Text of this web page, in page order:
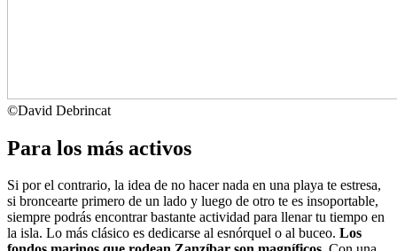
©David Debrincat
Para los más activos
Si por el contrario, la idea de no hacer nada en una playa te estresa,
si broncearte primero de un lado y luego de otro te es insoportable,
siempre podrás encontrar bastante actividad para llenar tu tiempo en
la isla. Lo más clásico es dedicarse al esnórquel o al buceo. Los